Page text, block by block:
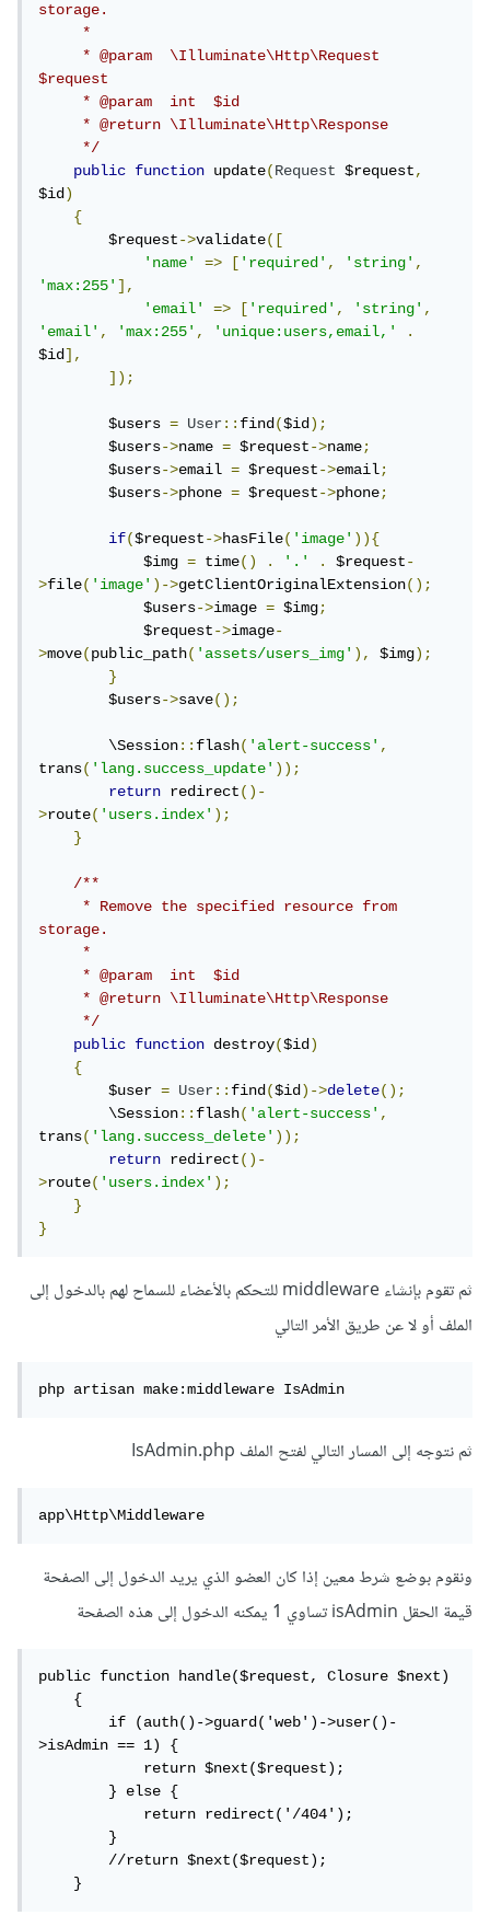
storage.
     *
     * @param  \Illuminate\Http\Request
$request
     * @param  int  $id
     * @return \Illuminate\Http\Response
     */
public
function update(Request $request,
$id)
{
        $request
->validate([
'name'
=> ['required', 'string',
'max:255'],
'email'
=> ['required', 'string',
'email', 'max:255', 'unique:users,email,'
.
$id],
]);
        $users
= User::find($id);
        $users
->name = $request->name;
        $users
->email = $request->email;
        $users
->phone = $request->phone;
if($request->hasFile('image')){
            $img
= time() . '.' . $request-
>file('image')->getClientOriginalExtension();
            $users
->image = $img;
            $request
->image-
>move(public_path('assets/users_img'), $img);
}
        $users
->save();
        \Session
::flash('alert-success',
trans('lang.success_update'));
return redirect()-
>route('users.index');
}
/**
     * Remove the specified resource from
storage.
     *
     * @param  int  $id
     * @return \Illuminate\Http\Response
     */
public
function destroy($id)
{
        $user
= User::find($id)->delete();
        \Session
::flash('alert-success',
trans('lang.success_delete'));
return redirect()-
>route('users.index');
}
}
ثم تقوم بإنشاء middleware للتحكم بالأعضاء للسماح لهم بالدخول إلى
الملف أو لا عن طريق الأمر التالي
php artisan make:middleware IsAdmin
ثم نتوجه إلى المسار التالي لفتح الملف IsAdmin.php
app\Http\Middleware
ونقوم بوضع شرط معين إذا كان العضو الذي يريد الدخول إلى الصفحة
قيمة الحقل isAdmin تساوي 1 يمكنه الدخول إلى هذه الصفحة
public function handle($request, Closure $next)
    {
        if (auth()->guard('web')->user()-
>isAdmin == 1) {
            return $next($request);
        } else {
            return redirect('/404');
        }
        //return $next($request);
    }